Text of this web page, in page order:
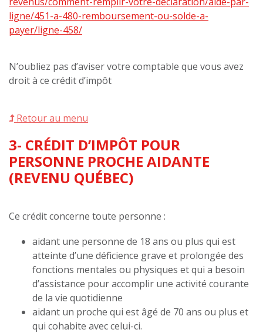
ligne/451-a-480-remboursement-ou-solde-a-
payer/ligne-458/
N’oubliez pas d’aviser votre comptable que vous avez
droit à ce crédit d’impôt
Retour au menu
3- CRÉDIT D’IMPÔT POUR
PERSONNE PROCHE AIDANTE
(REVENU QUÉBEC)
Ce crédit concerne toute personne :
aidant une personne de 18 ans ou plus qui est
atteinte d’une déficience grave et prolongée des
fonctions mentales ou physiques et qui a besoin
d’assistance pour accomplir une activité courante
de la vie quotidienne
aidant un proche qui est âgé de 70 ans ou plus et
qui cohabite avec celui-ci.